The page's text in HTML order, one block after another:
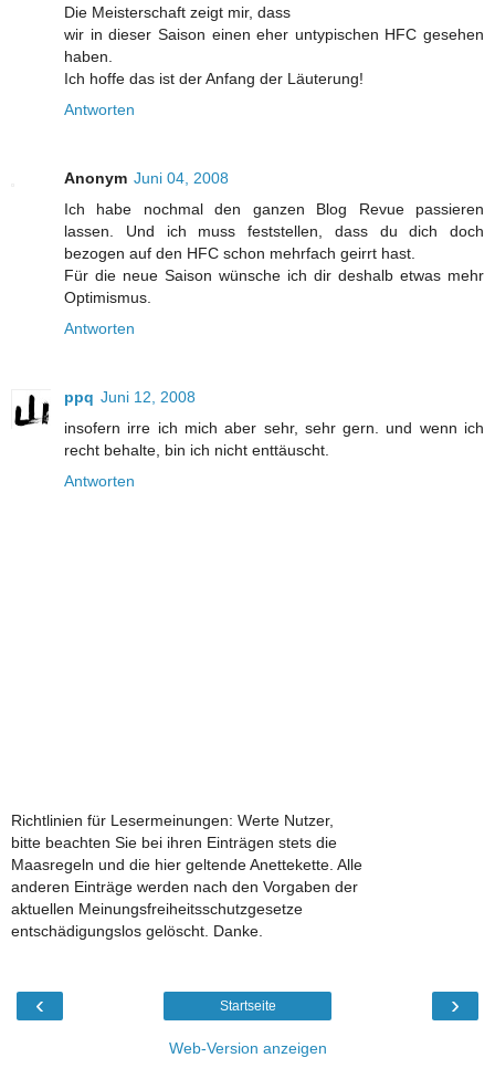
Die Meisterschaft zeigt mir, dass
wir in dieser Saison einen eher untypischen HFC gesehen
haben.
Ich hoffe das ist der Anfang der Läuterung!
Antworten
Anonym Juni 04, 2008
Ich habe nochmal den ganzen Blog Revue passieren
lassen. Und ich muss feststellen, dass du dich doch
bezogen auf den HFC schon mehrfach geirrt hast.
Für die neue Saison wünsche ich dir deshalb etwas mehr
Optimismus.
Antworten
ppq Juni 12, 2008
insofern irre ich mich aber sehr, sehr gern. und wenn ich
recht behalte, bin ich nicht enttäuscht.
Antworten
Richtlinien für Lesermeinungen: Werte Nutzer,
bitte beachten Sie bei ihren Einträgen stets die
Maasregeln und die hier geltende Anettekette. Alle
anderen Einträge werden nach den Vorgaben der
aktuellen Meinungsfreiheitsschutzgesetze
entschädigungslos gelöscht. Danke.
‹ ›
Startseite
Web-Version anzeigen